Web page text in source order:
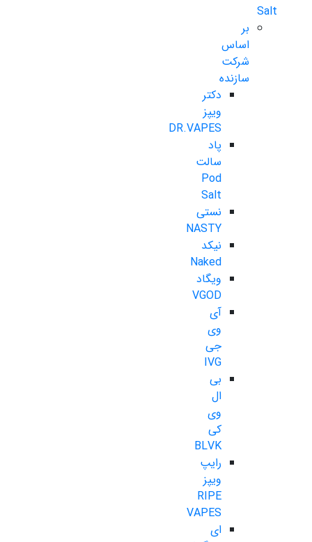
Salt
بر
اساس
شرکت
سازنده
دکتر
ویپز
DR.VAPES
پاد
سالت
Pod
Salt
نستی
NASTY
نیکد
Naked
ویگاد
VGOD
آی
وی
جی
IVG
بی
ال
وی
کی
BLVK
رایپ
ویپز
RIPE
VAPES
ای